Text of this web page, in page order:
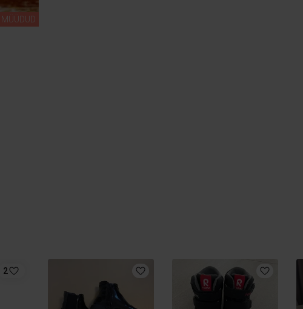
MÜÜDUD
2